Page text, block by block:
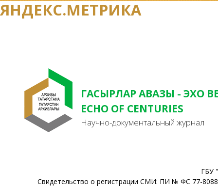
ЯНДЕКС.МЕТРИКА
ГАСЫРЛАР АВАЗЫ - ЭХО
ECHO OF CENTURIES
Научно-документальный журнал
ГБУ
Свидетельство о регистрации СМИ: ПИ № ФС 77-